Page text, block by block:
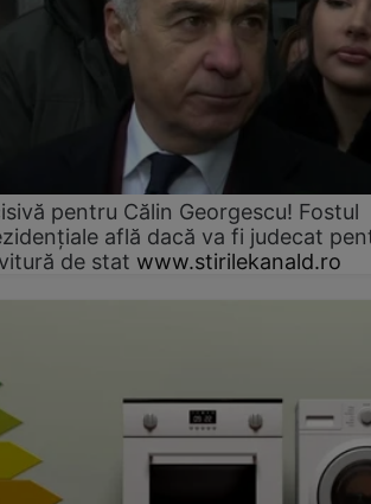
pentru Călin Georgescu! Fostul
află dacă va fi judecat
de stat www.stirilekanald.ro